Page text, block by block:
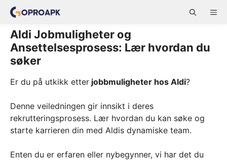
Skip
content
Aldi Jobmuligheter og
Ansettelsesprosess: Lær hvordan du
søker
Er du på utkikk etter jobbmuligheter hos Aldi?
Denne veiledningen gir innsikt i deres
rekrutteringsprosess. Lær hvordan du kan søke og
starte karrieren din med Aldis dynamiske team.
Enten du er erfaren eller nybegynner, vi har det du